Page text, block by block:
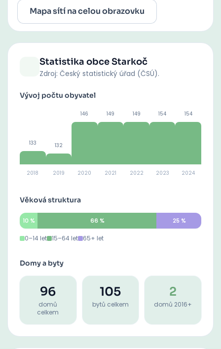
Mapa sítí na celou obrazovku
Statistika obceStarkoč
Zdroj: Český statistický úřad (ČSÚ).
Vývoj počtu obyvatel
133
2018
132
2019
146
2020
149
2021
149
2022
154
2023
154
2024
Věková struktura
10% 66% 25%
0–14 let 15–64 let 65+ let
Domy a byty
96
domů
celkem
105
bytů celkem
2
domů 2016+